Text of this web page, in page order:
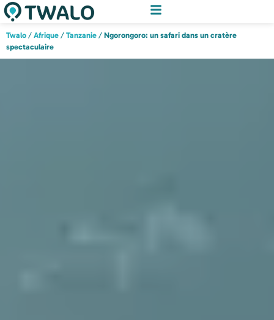
Twalo / Afrique / Tanzanie / Ngorongoro: un safari dans un cratère
spectaculaire